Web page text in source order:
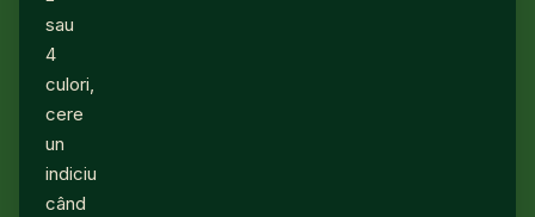
sau
4
culori,
cere
un
indiciu
când